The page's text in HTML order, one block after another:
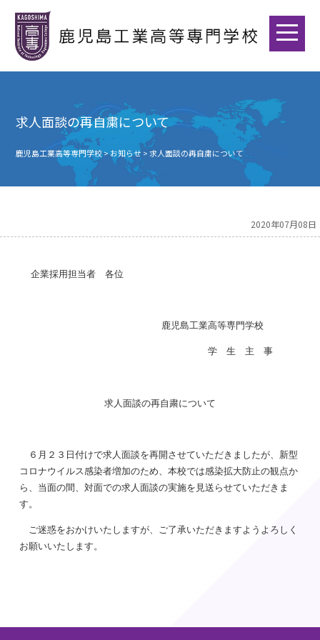
求人面談の再自粛について
鹿児島工業高等専門学校>お知らせ>求人面談の再自粛について
2020年07月08日
企業採用担当者 各位
鹿児島工業高等専門学校
学 生 主 事
求人面談の再自粛について
６月２３日付けで求人面談を再開させていただきましたが、新型
コロナウイルス感染者増加のため、本校では感染拡大防止の観点か
ら、当面の間、対面での求人面談の実施を見送らせていただきま
す。
ご迷惑をおかけいたしますが、ご了承いただきますようよろしく
お願いいたします。